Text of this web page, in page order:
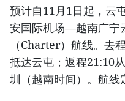
预计自11月1日起，云
安国际机场—越南广宁
（Charter）航线。去
抵达云屯；返程21:10
圳（越南时间）。航线